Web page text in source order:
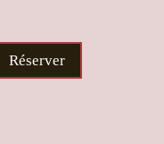
Réserver